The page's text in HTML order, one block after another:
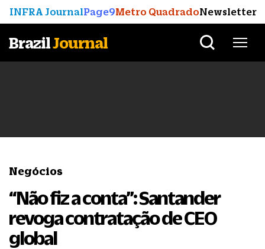
INFRA JournalPage9Metro QuadradoNewsletter
BrazilJournal
Negócios
“Não fiz a conta”: Santander
revoga contratação de CEO
global